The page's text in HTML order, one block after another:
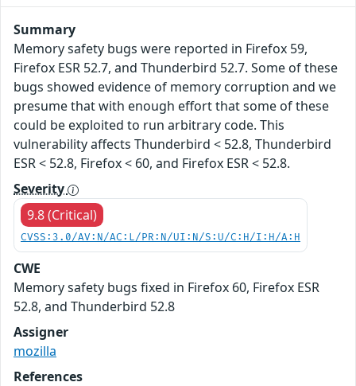
Summary
Memory safety bugs were reported in Firefox 59,
Firefox ESR 52.7, and Thunderbird 52.7. Some of these
bugs showed evidence of memory corruption and we
presume that with enough effort that some of these
could be exploited to run arbitrary code. This
vulnerability affects Thunderbird < 52.8, Thunderbird
ESR < 52.8, Firefox < 60, and Firefox ESR < 52.8.
Severity
9.8 (Critical)
CVSS:3.0/AV:N/AC:L/PR:N/UI:N/S:U/C:H/I:H/A:H
CWE
Memory safety bugs fixed in Firefox 60, Firefox ESR
52.8, and Thunderbird 52.8
Assigner
mozilla
References